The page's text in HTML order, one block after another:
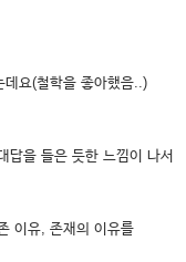
요(철학을 좋아했음..)
답을 들은 듯한 느낌이 나서
이유, 존재의 이유를